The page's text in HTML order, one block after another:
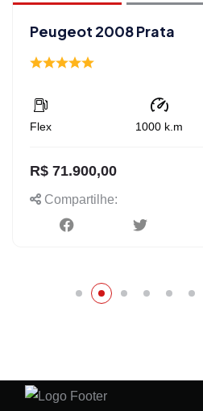
Peugeot 2008 Prata
Flex 1000 k.m
R$ 71.900,00
Compartilhe: